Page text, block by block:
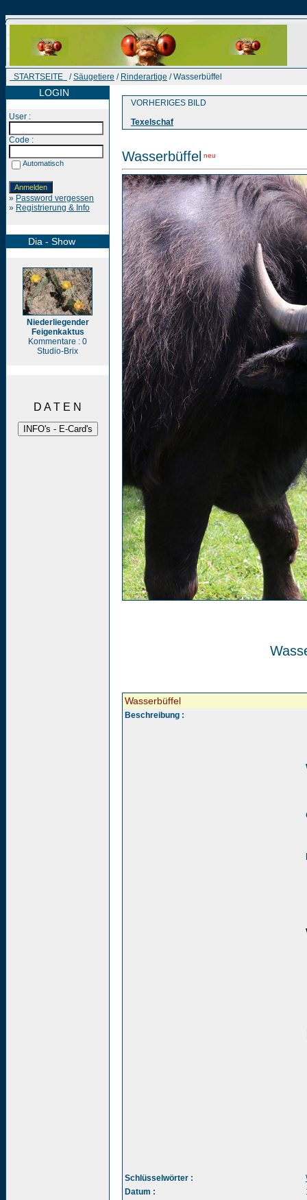
STARTSEITE /Säugetiere / Rinderartige / Wasserbüffel
LOGIN
User :
Code :
Automatisch
» Password vergessen
» Registrierung & Info
Dia - Show
Niederliegender
Feigenkaktus
Kommentare : 0
Studio-Brix
D A T E N
VORHERIGES BILD
Texelschaf
Wasserbüffel neu
Wasserbüffel
Beschreibung :
Schlüsselwörter :
Datum :